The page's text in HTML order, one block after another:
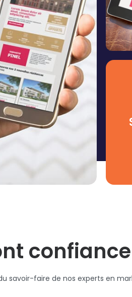
confiance
savoir-faire de nos experts en